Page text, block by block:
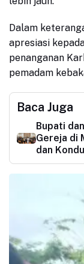
Dalam
apresiasi
penanganan
pemadam
Baca Juga
Bupati
Gereja di
dan